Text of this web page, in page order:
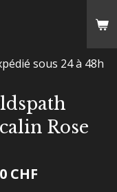
sous 24 à 48h
Rose
CHF